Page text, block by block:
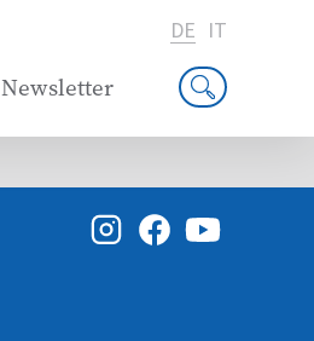
Newsletter
DE IT